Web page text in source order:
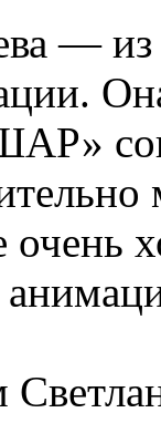
—
очень